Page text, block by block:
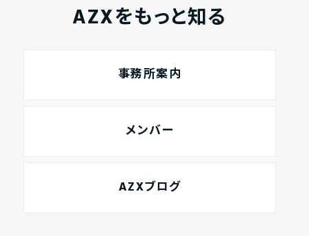
AZXをもっと知る
事務所案内
メンバー
AZXブログ